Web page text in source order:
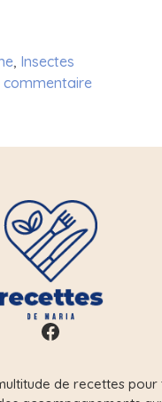
, Insectes
commentaire
Facebook
de recettes pour